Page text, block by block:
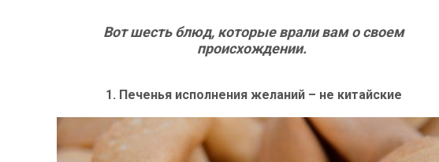
Вот шесть блюд, которые врали вам о своем
происхождении.
1. Печенья исполнения желаний – не китайские